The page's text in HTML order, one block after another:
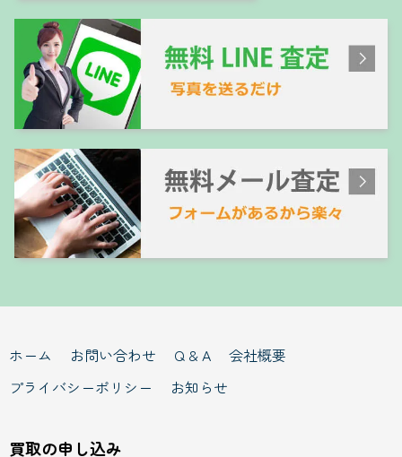
ホーム お問い合わせ Q & A
会社概要
プライバシーポリシー
お知らせ
買取の申し込み